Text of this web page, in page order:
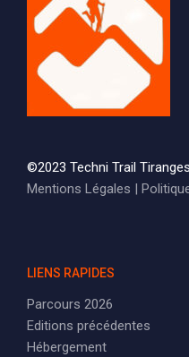
©2023 Techni Trail Tiranges
Mentions Légales |
LIENS RAPIDES
Parcours 2026
Editions précédentes
Hébergement